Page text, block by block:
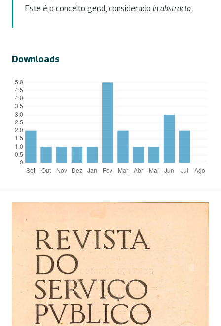
Este é o conceito geral, considerado in abstracto
Downloads